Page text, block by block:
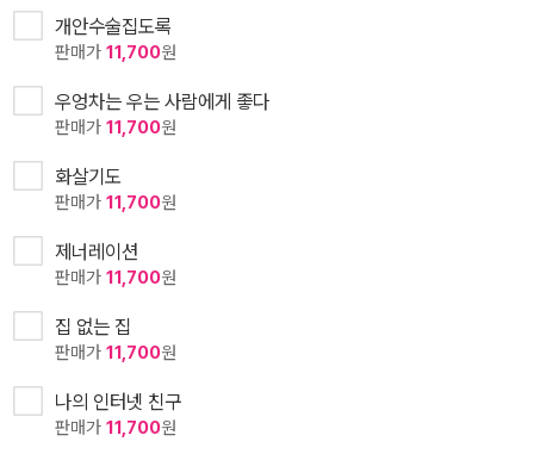
개안수술집도록
판매가 11,700원
우엉차는 우는 사람에게 좋다
판매가 11,700원
화살기도
판매가 11,700원
제너레이션
판매가 11,700원
집 없는 집
판매가 11,700원
나의 인터넷 친구
판매가 11,700원